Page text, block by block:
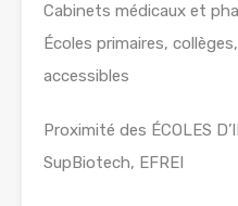
Cabinets médicaux et
Écoles primaires,
accessibles
Proximité des ÉCOLES
SupBiotech, EFREI